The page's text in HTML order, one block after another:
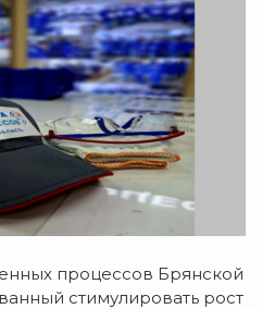
процессов Брянской
стимулировать рост